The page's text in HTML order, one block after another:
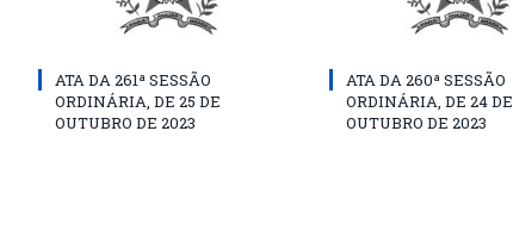
ATA DA 261ª SESSÃO
ORDINÁRIA, DE 25 DE
OUTUBRO DE 2023
ATA DA 260ª SESSÃO
ORDINÁRIA, DE 24 DE
OUTUBRO DE 2023